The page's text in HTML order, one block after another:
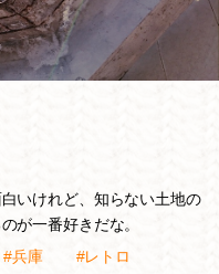
いけれど、知らない土地の
が一番好きだな。
#兵庫 #レトロ